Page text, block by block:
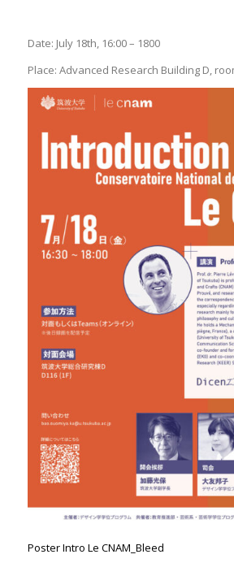
Date: July 18th, 16:00 – 1800
Place: Advanced Research Building D,
Poster Intro Le CNAM_Bleed